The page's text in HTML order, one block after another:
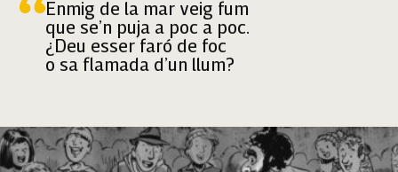
Enmig de la mar veig fum
que se’n puja a poc a poc.
¿Deu esser faró de foc
o sa flamada d’un llum?